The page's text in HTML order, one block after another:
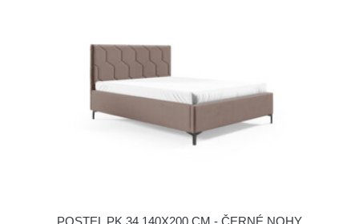
POSTEL PK 34 140X200 CM - ČERNÉ NOHY